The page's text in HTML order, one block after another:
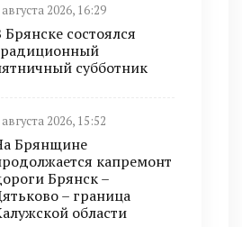
августа 2026, 16:29
Брянске состоялся
субботник
августа 2026, 15:52
Брянщине
капремонт
Брянск –
– граница
области